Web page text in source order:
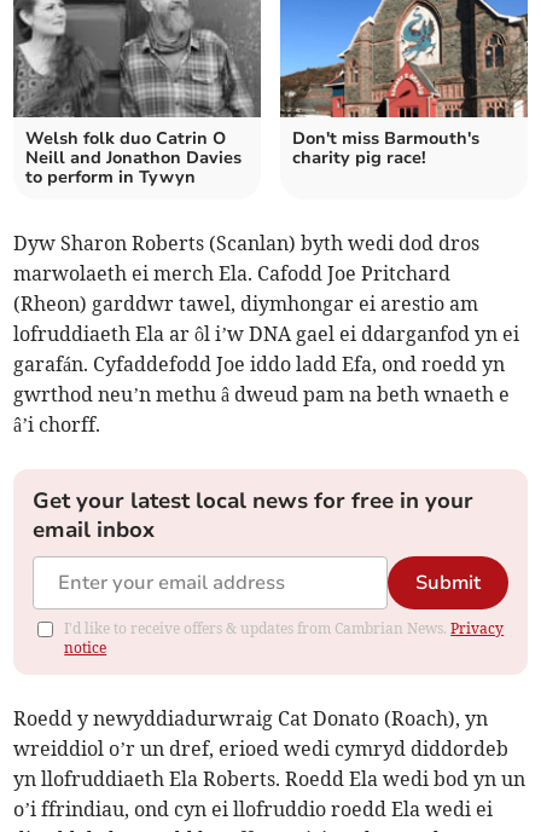
Welsh folk duo Catrin O
Neill and Jonathon Davies
to perform in Tywyn
Don't miss Barmouth's
charity pig race!
Dyw Sharon Roberts (Scanlan) byth wedi dod dros
marwolaeth ei merch Ela. Cafodd Joe Pritchard
(Rheon) garddwr tawel, diymhongar ei arestio am
lofruddiaeth Ela ar ôl i’w DNA gael ei ddarganfod yn ei
garafán. Cyfaddefodd Joe iddo ladd Efa, ond roedd yn
gwrthod neu’n methu â dweud pam na beth wnaeth e
â’i chorff.
Get your latest local news for free in your
email inbox
Submit
I'd like to receive offers & updates from Cambrian News.Privacy
notice
Roedd y newyddiadurwraig Cat Donato (Roach), yn
wreiddiol o’r un dref, erioed wedi cymryd diddordeb
yn llofruddiaeth Ela Roberts. Roedd Ela wedi bod yn un
o’i ffrindiau, ond cyn ei llofruddio roedd Ela wedi ei